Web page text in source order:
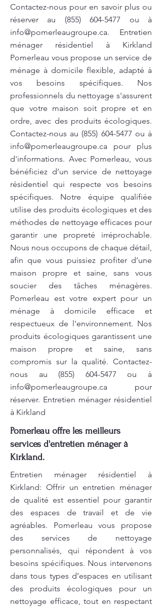
Contactez-nous pour en savoir plus ou
réserver au (855) 604-5477 ou à
info@pomerleaugroupe.ca. Entretien
ménager résidentiel à Kirkland
Pomerleau vous propose un service de
ménage à domicile flexible, adapté à
vos besoins spécifiques. Nos
professionnels du nettoyage s'assurent
que votre maison soit propre et en
ordre, avec des produits écologiques.
Contactez-nous au (855) 604-5477 ou à
info@pomerleaugroupe.ca pour plus
d'informations. Avec Pomerleau, vous
bénéficiez d’un service de nettoyage
résidentiel qui respecte vos besoins
spécifiques. Notre équipe qualifiée
utilise des produits écologiques et des
méthodes de nettoyage efficaces pour
garantir une propreté irréprochable.
Nous nous occupons de chaque détail,
afin que vous puissiez profiter d’une
maison propre et saine, sans vous
soucier des tâches ménagères.
Pomerleau est votre expert pour un
ménage à domicile efficace et
respectueux de l'environnement. Nos
produits écologiques garantissent une
maison propre et saine, sans
compromis sur la qualité. Contactez-
nous au (855) 604-5477 ou à
info@pomerleaugroupe.ca pour
réserver. Entretien ménager résidentiel
à Kirkland
Pomerleau offre les meilleurs
services d'entretien ménager à
Kirkland.
Entretien ménager résidentiel à
Kirkland: Offrir un entretien ménager
de qualité est essentiel pour garantir
des espaces de travail et de vie
agréables. Pomerleau vous propose
des services de nettoyage
personnalisés, qui répondent à vos
besoins spécifiques. Nous intervenons
dans tous types d’espaces en utilisant
des produits écologiques pour un
nettoyage efficace, tout en respectant